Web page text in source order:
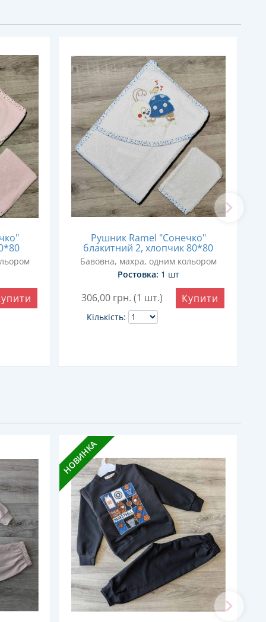
Рушник Ramel "Сонечко"
блакитний 2, хлопчик 80*80
Бавовна, махра, одним кольором
Ростовка: 1 шт
306,00 грн. (1 шт.)
Кількість:
Купити
НОВИНКА